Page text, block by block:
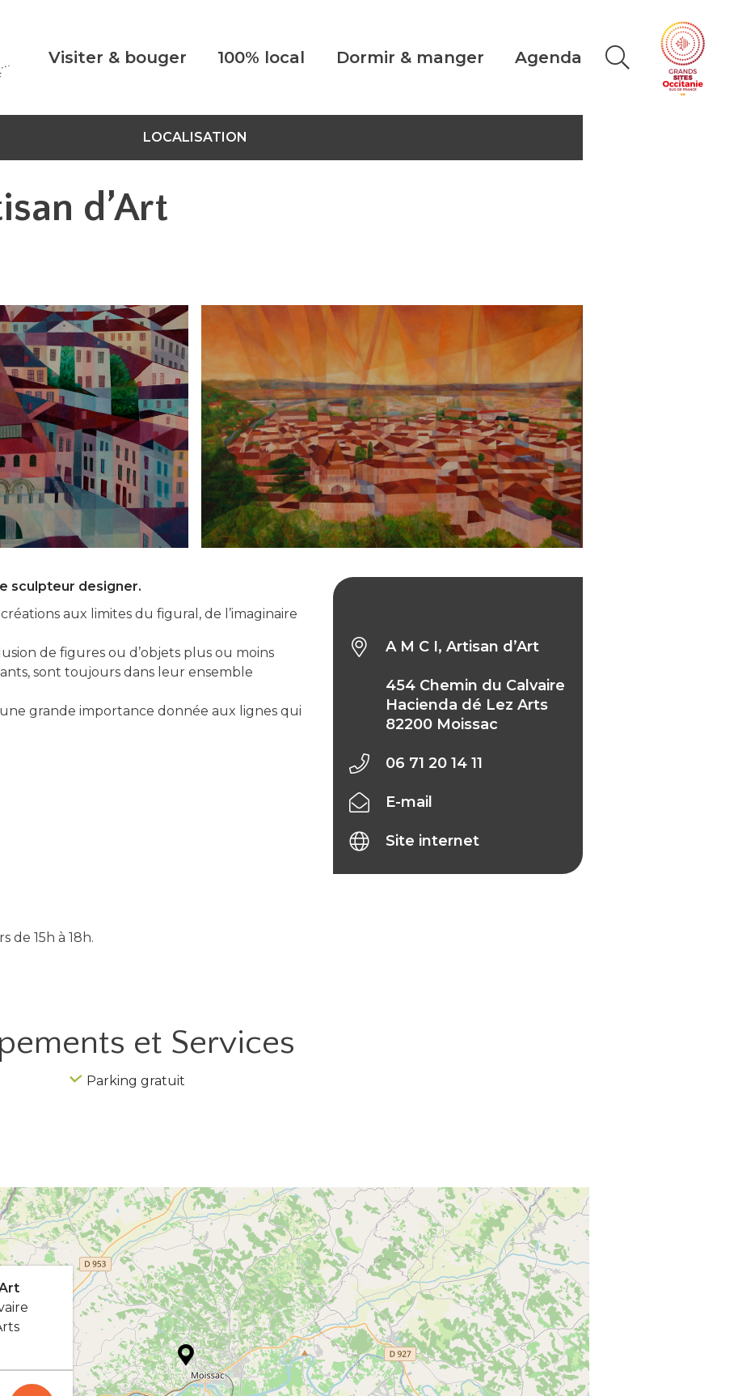
Visiter & bouger 100% local Dormir & manger Agenda
LOCALISATION
d’Art
sculpteur designer.
aux limites du figural, de l’imaginaire
de figures ou d’objets plus ou moins
sont toujours dans leur ensemble
grande importance donnée aux lignes qui
de 15h à 18h.
et Services
Parking gratuit
A M C I, Artisan d’Art
454 Chemin du Calvaire
Hacienda dé Lez Arts
82200 Moissac
06 71 20 14 11
E-mail
Site internet